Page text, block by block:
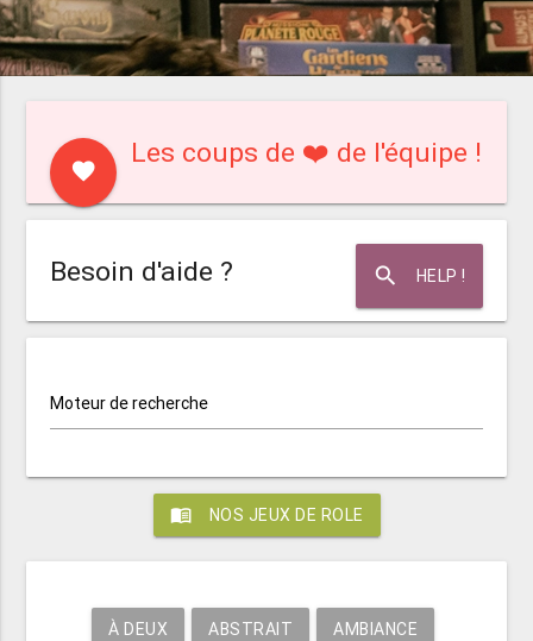
favorite
Les coups de ❤️ de l'équipe !
search HELP !
Besoin d'aide ?
Moteur de recherche
menu_book NOS JEUX DE ROLE
À DEUX ABSTRAIT AMBIANCE